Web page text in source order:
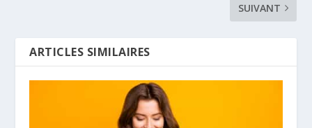
SUIVANT
ARTICLES SIMILAIRES